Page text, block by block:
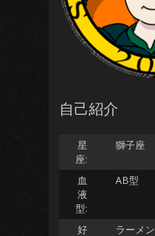
自己紹介
星
座:
獅子座
血
液
型:
AB型
好
ラーメン